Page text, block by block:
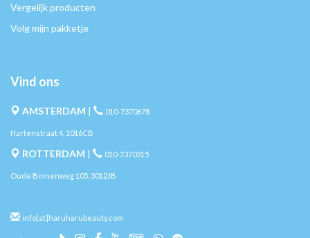
Vergelijk producten
Volg mijn pakketje
Vind ons
AMSTERDAM | 010-7370678
Hartenstraat 4, 1016CB
ROTTERDAM | 010-7370315
Oude Binnenweg 105, 3012JB
info[at]haruharubeauty.com